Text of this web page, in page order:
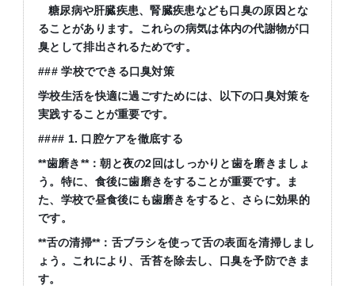
糖尿病や肝臓疾患、腎臓疾患なども口臭の原因とな
ることがあります。これらの病気は体内の代謝物が口
臭として排出されるためです。
### 学校でできる口臭対策
学校生活を快適に過ごすためには、以下の口臭対策を
実践することが重要です。
#### 1. 口腔ケアを徹底する
**歯磨き**：朝と夜の2回はしっかりと歯を磨きましょ
う。特に、食後に歯磨きをすることが重要です。ま
た、学校で昼食後にも歯磨きをすると、さらに効果的
です。
**舌の清掃**：舌ブラシを使って舌の表面を清掃しまし
ょう。これにより、舌苔を除去し、口臭を予防できま
す。